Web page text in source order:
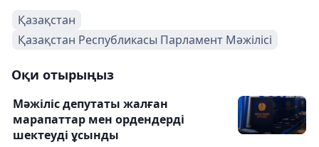
Қазақстан
Қазақстан Республикасы Парламент Мәжілісі
Оқи отырыңыз
Мәжіліс депутаты жалған
марапаттар мен ордендерді
шектеуді ұсынды